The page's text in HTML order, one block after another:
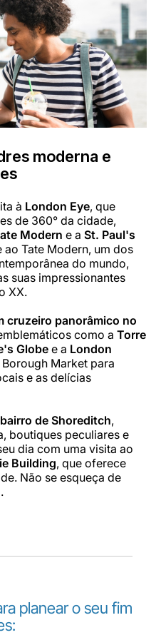
moderna e
à London Eye, que
de 360° da cidade,
Modern e a St. Paul's
ao Tate Modern, um dos
do mundo,
suas impressionantes
XX.
cruzeiro panorâmico no
como a Torre
Globee a London
Market para
e as delícias
bairro de Shoreditch,
boutiques peculiares e
dia com uma visita ao
Building, que oferece
Não se esqueça de
planear o seu fim